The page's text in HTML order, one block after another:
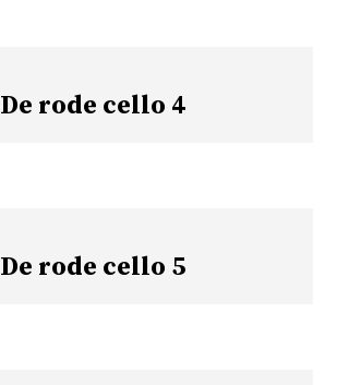
De rode cello 4
De rode cello 5